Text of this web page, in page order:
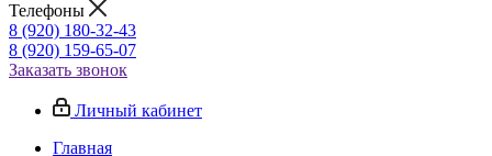
Телефоны
8 (920) 180-32-43
8 (920) 159-65-07
Заказать звонок
Личный кабинет
Главная